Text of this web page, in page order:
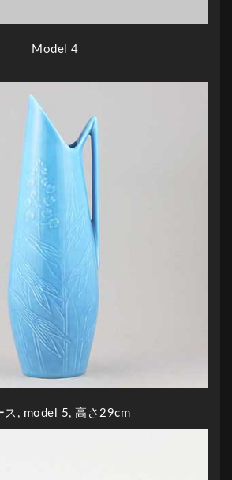
Model 4
ス, model 5, 高さ29cm